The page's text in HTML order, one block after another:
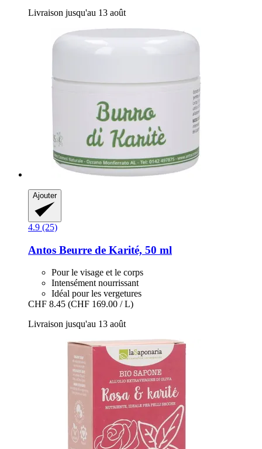
Livraison jusqu'au 13 août
Ajouter
4.9 (25)
Antos Beurre de Karité, 50 ml
Pour le visage et le corps
Intensément nourrissant
Idéal pour les vergetures
CHF 8.45 (CHF 169.00 / L)
Livraison jusqu'au 13 août